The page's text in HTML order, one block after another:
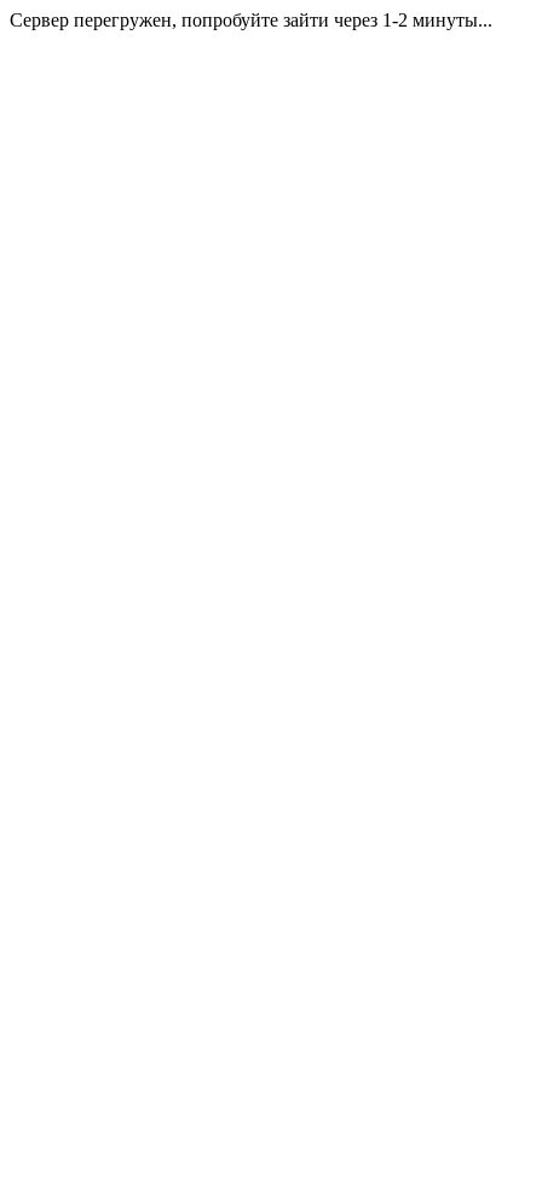
Сервер перегружен, попробуйте зайти через 1-2 минуты...